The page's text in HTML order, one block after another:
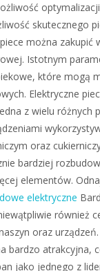
skutecznego
można zakupić
Istotnym
które mogą
Elektryczne
z wielu różnych
oraz
bardziej
elementów.
elektryczne
również
oraz
bardzo atrakcyjna,
jako jednego z